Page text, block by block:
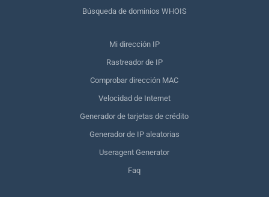
Búsqueda de dominios WHOIS
Mi dirección IP
Rastreador de IP
Comprobar dirección MAC
Velocidad de Internet
Generador de tarjetas de crédito
Generador de IP aleatorias
Useragent Generator
Faq